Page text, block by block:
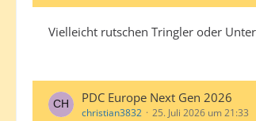
Vielleicht rutschen Tringler oder
PDC Europe Next Gen 2026
christian3832 25. Juli 2026 um 21:33